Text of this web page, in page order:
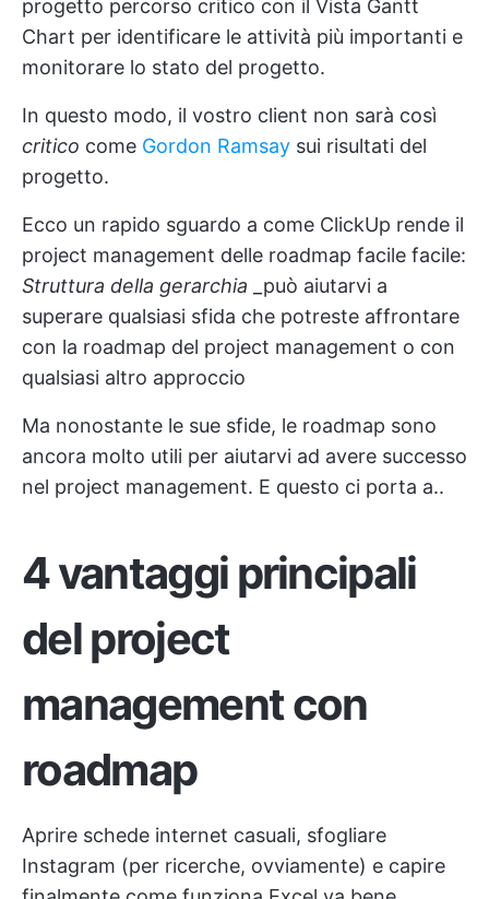
progetto percorso critico con il Vista Gantt
Chart per identificare le attività più importanti e
monitorare lo stato del progetto.
In questo modo, il vostro client non sarà così
critico come Gordon Ramsay sui risultati del
progetto.
Ecco un rapido sguardo a come ClickUp rende il
project management delle roadmap facile facile:
Struttura della gerarchia _può aiutarvi a
superare qualsiasi sfida che potreste affrontare
con la roadmap del project management o con
qualsiasi altro approccio
Ma nonostante le sue sfide, le roadmap sono
ancora molto utili per aiutarvi ad avere successo
nel project management. E questo ci porta a..
4 vantaggi principali
del project
management con
roadmap
Aprire schede internet casuali, sfogliare
Instagram (per ricerche, ovviamente) e capire